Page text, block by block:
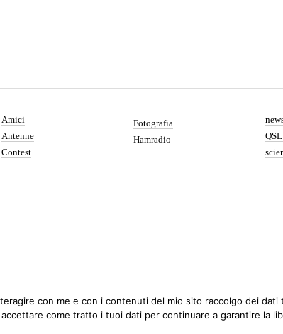
Amici
Antenne
Contest
Fotografia
Hamradio
con me e con i contenuti del mio sito raccolgo dei dati
come tratto i tuoi dati per continuare a garantire la